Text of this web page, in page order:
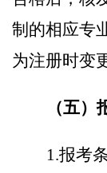
制的相应专
为注册时变
（五）
1.报考